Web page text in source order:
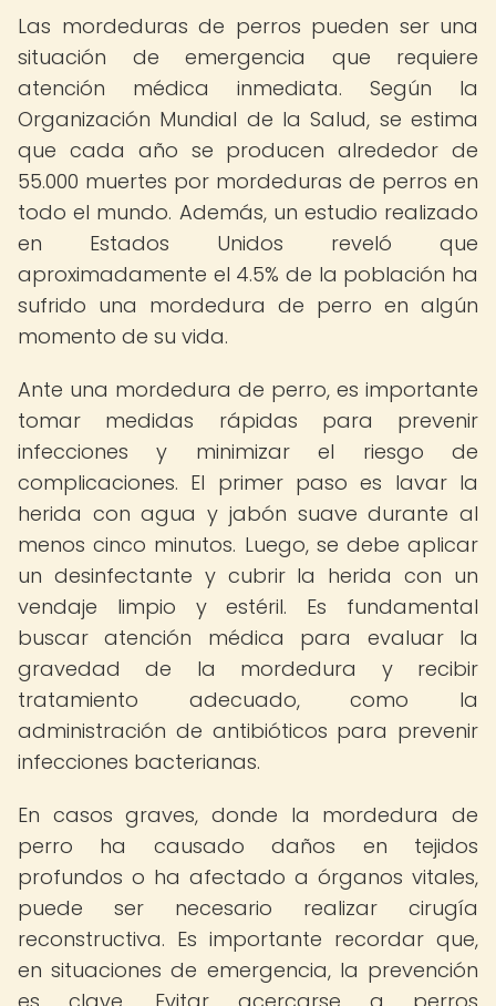
Las mordeduras de perros pueden ser una
situación de emergencia que requiere
atención médica inmediata. Según la
Organización Mundial de la Salud, se estima
que cada año se producen alrededor de
55.000 muertes por mordeduras de perros en
todo el mundo. Además, un estudio realizado
en Estados Unidos reveló que
aproximadamente el 4.5% de la población ha
sufrido una mordedura de perro en algún
momento de su vida.
Ante una mordedura de perro, es importante
tomar medidas rápidas para prevenir
infecciones y minimizar el riesgo de
complicaciones. El primer paso es lavar la
herida con agua y jabón suave durante al
menos cinco minutos. Luego, se debe aplicar
un desinfectante y cubrir la herida con un
vendaje limpio y estéril. Es fundamental
buscar atención médica para evaluar la
gravedad de la mordedura y recibir
tratamiento adecuado, como la
administración de antibióticos para prevenir
infecciones bacterianas.
En casos graves, donde la mordedura de
perro ha causado daños en tejidos
profundos o ha afectado a órganos vitales,
puede ser necesario realizar cirugía
reconstructiva. Es importante recordar que,
en situaciones de emergencia, la prevención